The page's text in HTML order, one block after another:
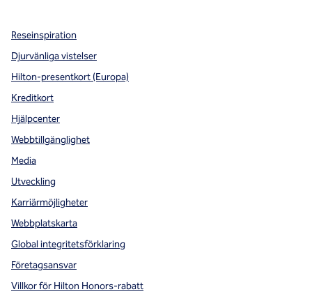
Reseinspiration
Djurvänliga vistelser
Hilton-presentkort (Europa)
Kreditkort
Hjälpcenter
Webbtillgänglighet
Media
Utveckling
Karriärmöjligheter
Webbplatskarta
Global integritetsförklaring
Företagsansvar
Villkor för Hilton Honors-rabatt